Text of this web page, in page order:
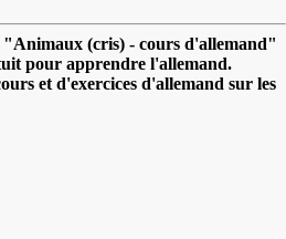
(cris) - cours d'allemand"
pour apprendre l'allemand.
et d'exercices d'allemand sur les